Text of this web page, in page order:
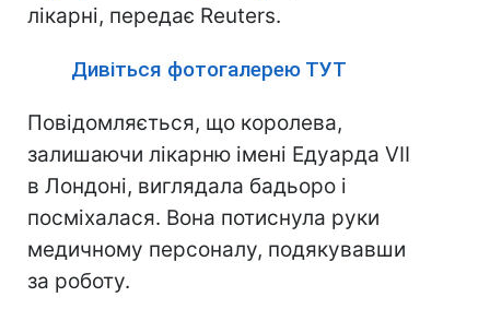
лікарні, передає Reuters.
Дивіться фотогалерею ТУТ
Повідомляється, що королева,
залишаючи лікарню імені Едуарда VII
в Лондоні, виглядала бадьоро і
посміхалася. Вона потиснула руки
медичному персоналу, подякувавши
за роботу.